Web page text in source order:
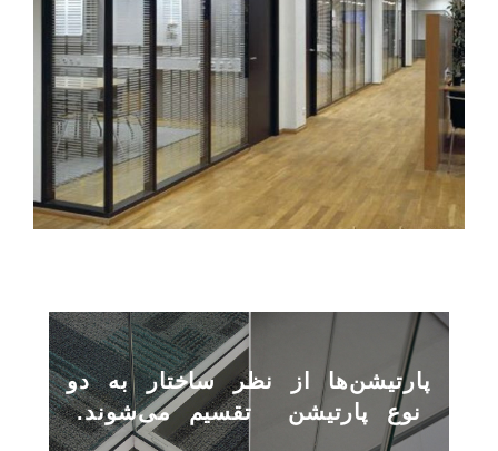
پارتیشن‌ها از نظر ساختار به دو
نوع پارتیشن تقسیم می‌شوند.